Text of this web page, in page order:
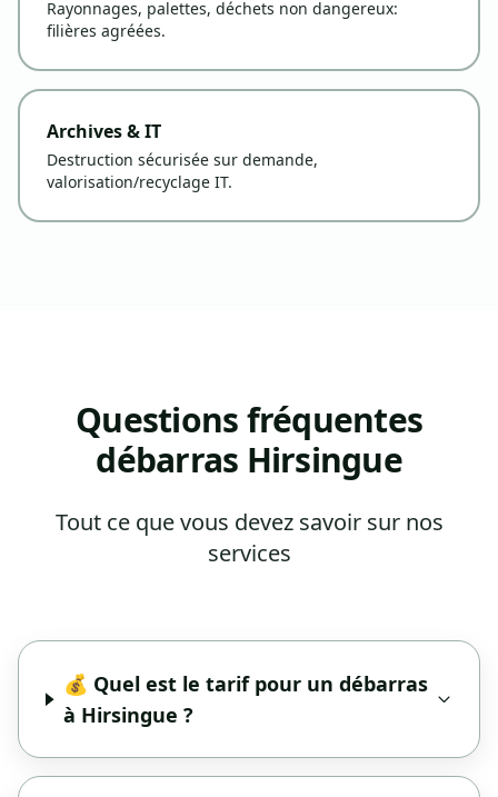
Rayonnages, palettes, déchets non dangereux:
filières agréées.
Archives & IT
Destruction sécurisée sur demande,
valorisation/recyclage IT.
Questions fréquentes
débarras Hirsingue
Tout ce que vous devez savoir sur nos
services
💰 Quel est le tarif pour un débarras
à Hirsingue ?